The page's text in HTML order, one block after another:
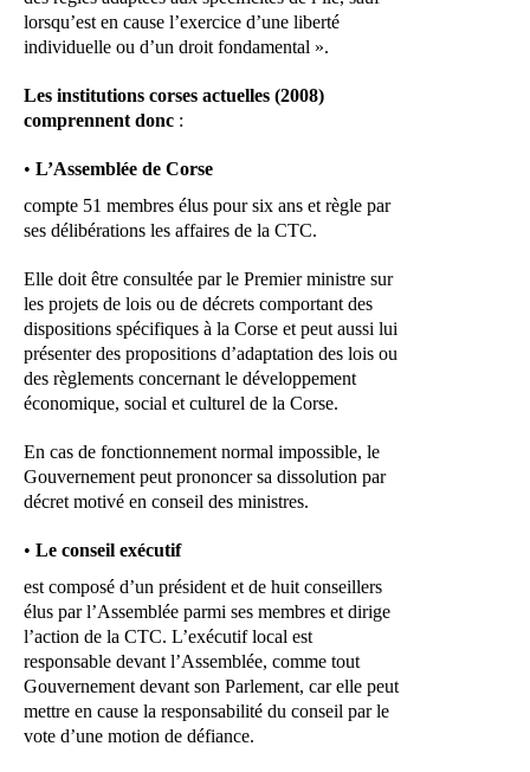
lorsqu’est en cause l’exercice d’une liberté
individuelle ou d’un droit fondamental ».
Les institutions corses actuelles (2008)
comprennent donc :
• L’Assemblée de Corse
compte 51 membres élus pour six ans et règle par
ses délibérations les affaires de la CTC.
Elle doit être consultée par le Premier ministre sur
les projets de lois ou de décrets comportant des
dispositions spécifiques à la Corse et peut aussi lui
présenter des propositions d’adaptation des lois ou
des règlements concernant le développement
économique, social et culturel de la Corse.
En cas de fonctionnement normal impossible, le
Gouvernement peut prononcer sa dissolution par
décret motivé en conseil des ministres.
• Le conseil exécutif
est composé d’un président et de huit conseillers
élus par l’Assemblée parmi ses membres et dirige
l’action de la CTC. L’exécutif local est
responsable devant l’Assemblée, comme tout
Gouvernement devant son Parlement, car elle peut
mettre en cause la responsabilité du conseil par le
vote d’une motion de défiance.